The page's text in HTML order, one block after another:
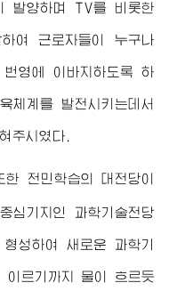
발양하며 TV를 비롯한
여 근로자들이 누구나
영에 이바지하도록 하
체계를 발전시키는데서
주시였다.
한 전민학습의 대전당이
심기지인 과학기술전당
성하여 새로운 과학기
이르기까지 물이 흐르듯